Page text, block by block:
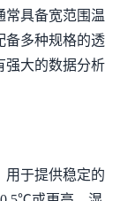
常具备宽范围温
备多种规格的透
强大的数据分析
用于提供稳定的